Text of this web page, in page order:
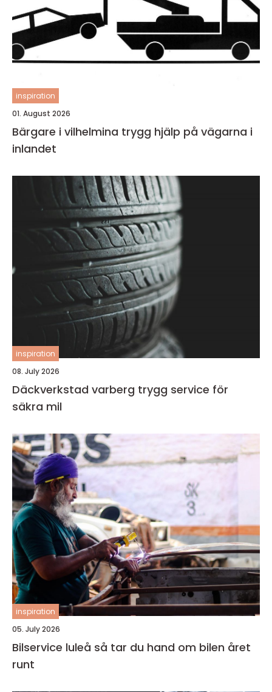
inspiration
01. August 2026
Bärgare i vilhelmina trygg hjälp på vägarna i
inlandet
inspiration
08. July 2026
Däckverkstad varberg trygg service för
säkra mil
inspiration
05. July 2026
Bilservice luleå så tar du hand om bilen året
runt